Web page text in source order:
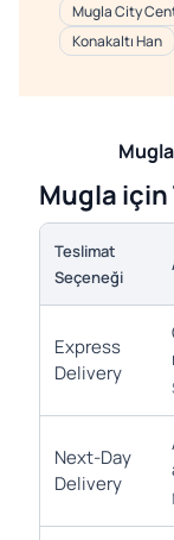
Mugla City
Konakaltı Han
Mugla
Teslimat
Seçeneği
Express
Delivery
Next-Day
Delivery